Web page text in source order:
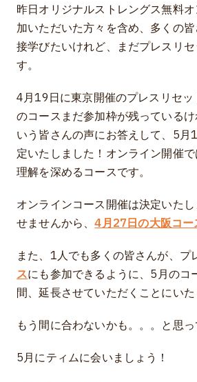
昨日オリジナルストレングス無料
加いただいた方々を含め、多くの
接学びたいけれど、まだプレスリ
す。
4月19日に東京開催のプレスリセ
のコースまだ参加枠が残っている
いう皆さんの声にお答えして、5月
定いたしました！オンライン開催
理解を深めるコースです。
オンラインコース開催は決定いた
せませんから、4月27日の大阪コー
また、1人でも多くの皆さんが、
スにも参加できるように、5月のコ
間、延長させていただくことにいた
もう間に合わないかも。。。と思
5月にティムに会いましょう！